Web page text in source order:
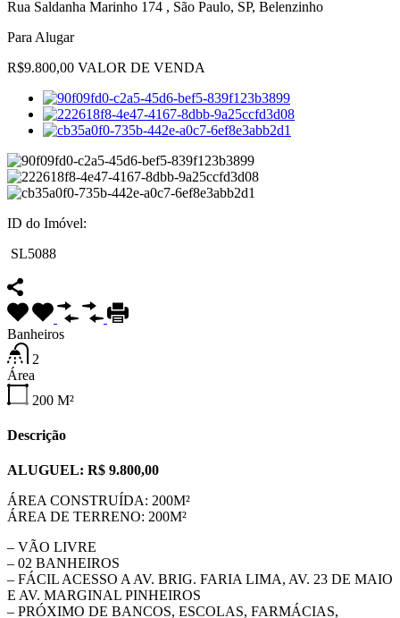
Rua Saldanha Marinho 174 , São Paulo, SP, Belenzinho
Para Alugar
R$9.800,00 VALOR DE VENDA
ID do Imóvel:
SL5088
Banheiros
2
Área
200 M²
Descrição
ALUGUEL: R$ 9.800,00
ÁREA CONSTRUÍDA: 200M²
ÁREA DE TERRENO: 200M²
– VÃO LIVRE
– 02 BANHEIROS
– FÁCIL ACESSO A AV. BRIG. FARIA LIMA, AV. 23 DE MAIO
E AV. MARGINAL PINHEIROS
– PRÓXIMO DE BANCOS, ESCOLAS, FARMÁCIAS,